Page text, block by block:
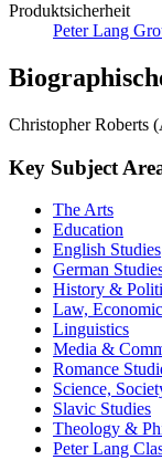
Produktsicherheit
Peter Lang
Christopher Roberts
Key Subject
The Arts
Education
English Studies
German
History &
Law,
Linguistics
Media &
Romance
Science,
Slavic Studies
Theology &
Peter Lang